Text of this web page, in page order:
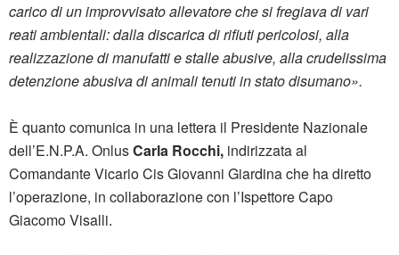
carico di un improvvisato allevatore che si fregiava di vari
reati ambientali: dalla discarica di rifiuti pericolosi, alla
realizzazione di manufatti e stalle abusive, alla crudelissima
detenzione abusiva di animali tenuti in stato disumano».
È quanto comunica in una lettera il Presidente Nazionale
dell’E.N.P.A. OnlusCarla Rocchi, indirizzata al
Comandante Vicario Cis Giovanni Giardina che ha diretto
l’operazione, in collaborazione con l’Ispettore Capo
Giacomo Visalli.